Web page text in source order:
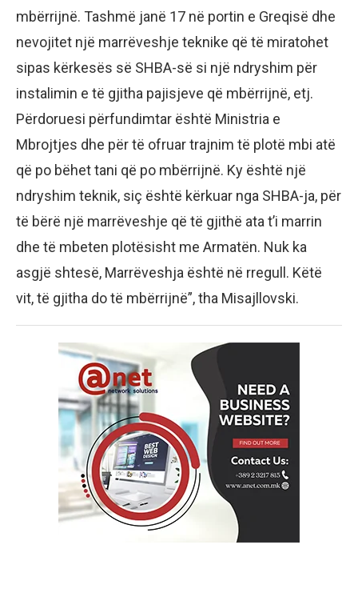
mbërrijnë. Tashmë janë 17 në portin e Greqisë dhe
nevojitet një marrëveshje teknike që të miratohet
sipas kërkesës së SHBA-së si një ndryshim për
instalimin e të gjitha pajisjeve që mbërrijnë, etj.
Përdoruesi përfundimtar është Ministria e
Mbrojtjes dhe për të ofruar trajnim të plotë mbi atë
që po bëhet tani që po mbërrijnë. Ky është një
ndryshim teknik, siç është kërkuar nga SHBA-ja, për
të bërë një marrëveshje që të gjithë ata t’i marrin
dhe të mbeten plotësisht me Armatën. Nuk ka
asgjë shtesë, Marrëveshja është në rregull. Këtë
vit, të gjitha do të mbërrijnë”, tha Misajllovski.